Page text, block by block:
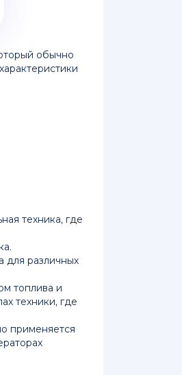
обычно
техника, где
для различных
топлива и
техники, где
применяется